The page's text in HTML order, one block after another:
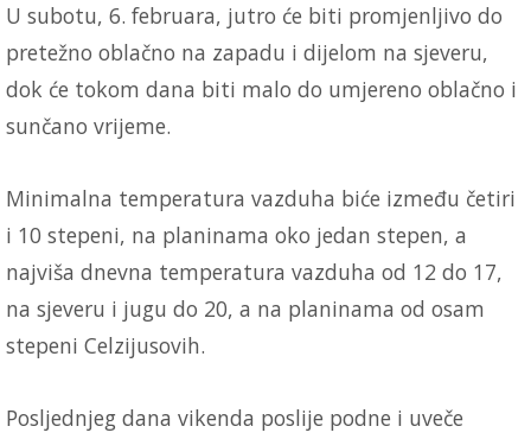
U subotu, 6. februara, jutro će biti promjenljivo do
pretežno oblačno na zapadu i dijelom na sjeveru,
dok će tokom dana biti malo do umjereno oblačno i
sunčano vrijeme.
Minimalna temperatura vazduha biće između četiri
i 10 stepeni, na planinama oko jedan stepen, a
najviša dnevna temperatura vazduha od 12 do 17,
na sjeveru i jugu do 20, a na planinama od osam
stepeni Celzijusovih.
Posljednjeg dana vikenda poslije podne i uveče